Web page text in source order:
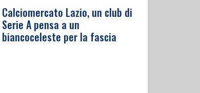
Calciomercato Lazio, un club di
Serie A pensa a un
biancoceleste per la fascia